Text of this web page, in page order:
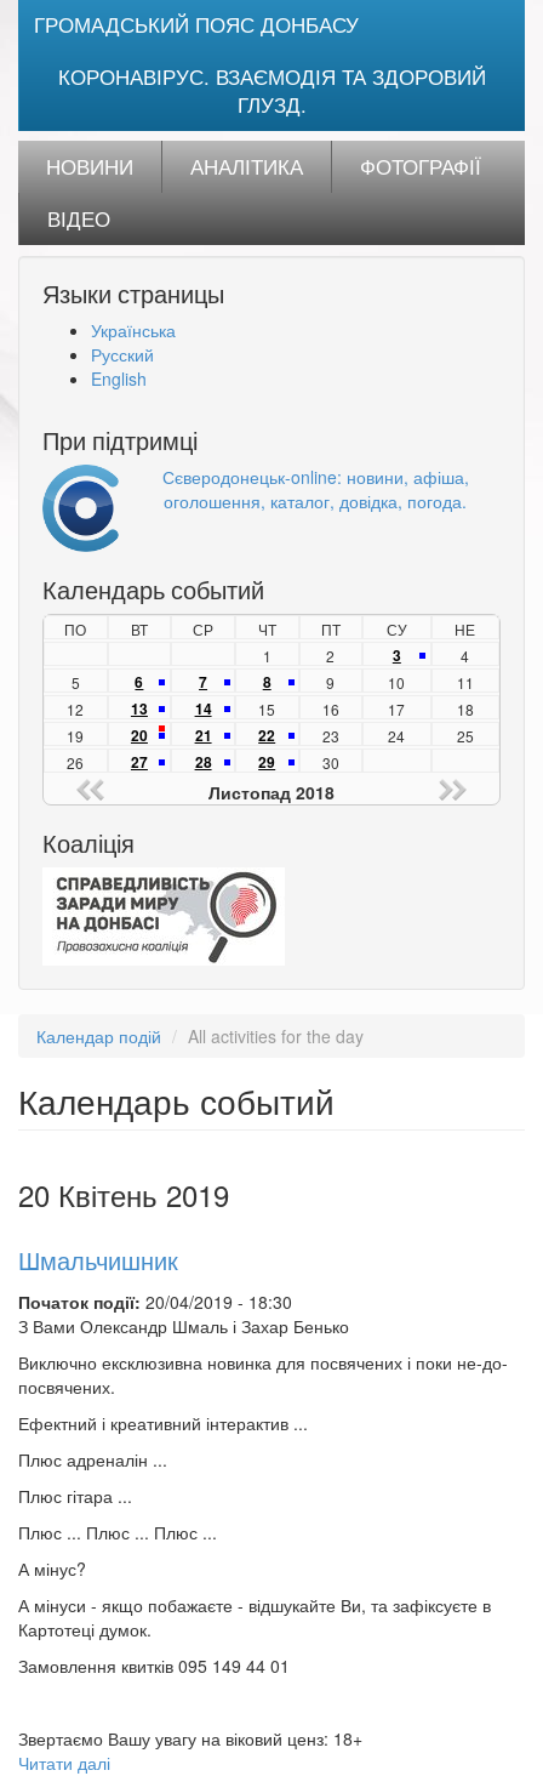
ГРОМАДСЬКИЙ ПОЯС ДОНБАСУ
КОРОНАВІРУС. ВЗАЄМОДІЯ ТА ЗДОРОВИЙ
ГЛУЗД.
НОВИНИ АНАЛІТИКА
ФОТОГРАФІЇ
ВІДЕО
Языки страницы
Українська
Русский
English
При підтримці
Сєверодонецьк-online: новини, афіша,
оголошення, каталог, довідка, погода.
Календарь событий
ПО ВТ СР ЧТ ПТ СУ
НЕ
1
2 3
4
5
6 7 8 9 10
11
12
13 14 15 16 17
18
19
20 21 22 23 24
25
26
27 28 29 30
Листопад 2018
Коаліція
Календар подій All activities for the day
Календарь событий
20 Квітень 2019
Шмальчишник
Початок події: 20/04/2019 - 18:30
З Вами Олександр Шмаль і Захар Бенько
Виключно ексклюзивна новинка для посвячених і поки не-до-
посвячених.
Ефектний і креативний інтерактив ...
Плюс адреналін ...
Плюс гітара ...
Плюс ... Плюс ... Плюс ...
А мінус?
А мінуси - якщо побажаєте - відшукайте Ви, та зафіксуєте в
Картотеці думок.
Замовлення квитків 095 149 44 01
Звертаємо Вашу увагу на віковий ценз: 18+
Читати далі